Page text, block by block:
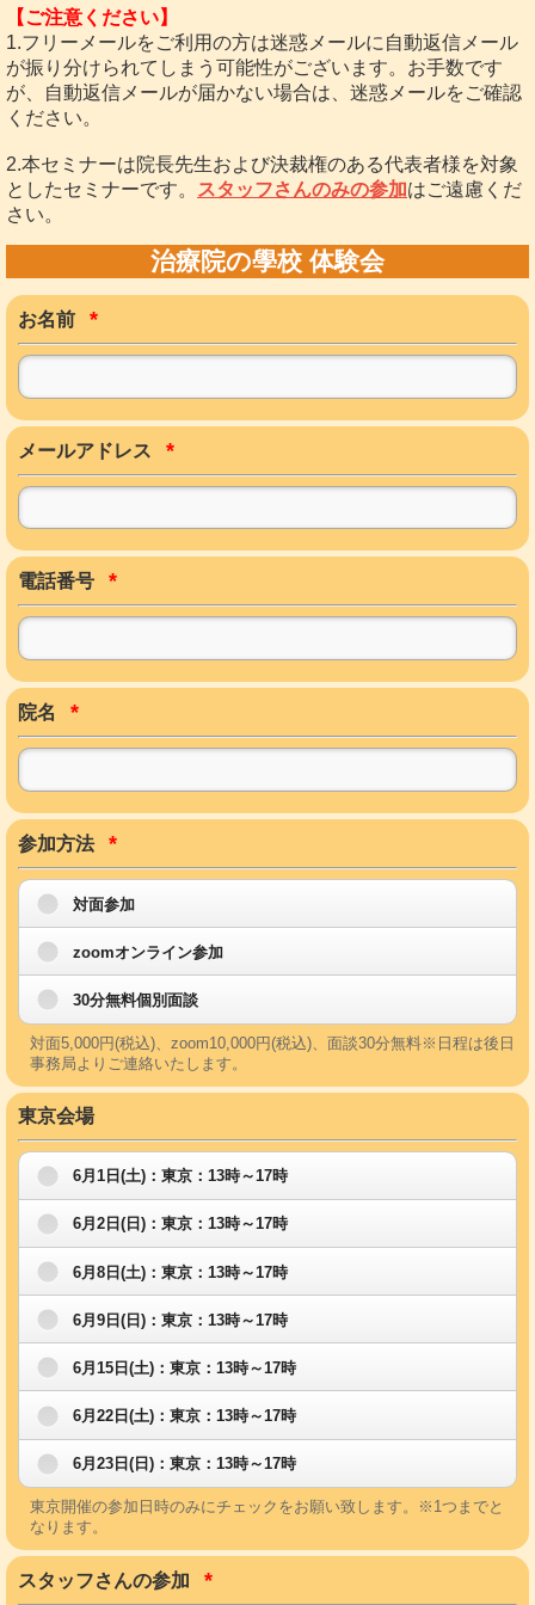
【ご注意ください】
1.フリーメールをご利用の方は迷惑メールに自動返信メール
が振り分けられてしまう可能性がございます。お手数です
が、自動返信メールが届かない場合は、迷惑メールをご確認
ください。
2.本セミナーは院長先生および決裁権のある代表者様を対象
としたセミナーです。
スタッフさんのみの参加はご遠慮くだ
さい。
治療院の學校 体験会
お名前 *
メールアドレス *
電話番号 *
院名 *
参加方法 *
対面参加
zoomオンライン参加
30分無料個別面談
対面5,000円(税込)、zoom10,000円(税込)、面談30分無料※日程は後日
事務局よりご連絡いたします。
東京会場
6月1日(土)：東京：13時～17時
6月2日(日)：東京：13時～17時
6月8日(土)：東京：13時～17時
6月9日(日)：東京：13時～17時
6月15日(土)：東京：13時～17時
6月22日(土)：東京：13時～17時
6月23日(日)：東京：13時～17時
東京開催の参加日時のみにチェックをお願い致します。※1つまでと
なります。
スタッフさんの参加 *